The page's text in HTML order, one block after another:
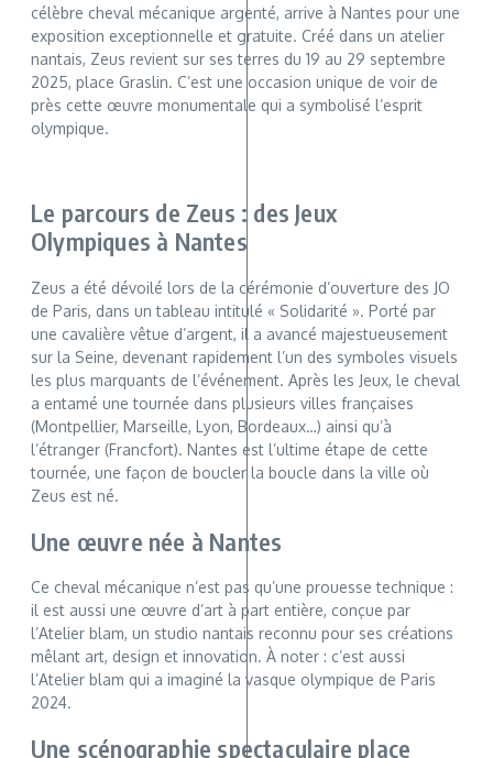
célèbre cheval mécanique argenté, arrive à Nantes pour une
exposition exceptionnelle et gratuite. Créé dans un atelier
nantais, Zeus revient sur ses terres du 19 au 29 septembre
2025, place Graslin. C’est une occasion unique de voir de
près cette œuvre monumentale qui a symbolisé l’esprit
olympique.
Le parcours de Zeus : des Jeux
Olympiques à Nantes
Zeus a été dévoilé lors de la cérémonie d’ouverture des JO
de Paris, dans un tableau intitulé « Solidarité ». Porté par
une cavalière vêtue d’argent, il a avancé majestueusement
sur la Seine, devenant rapidement l’un des symboles visuels
les plus marquants de l’événement. Après les Jeux, le cheval
a entamé une tournée dans plusieurs villes françaises
(Montpellier, Marseille, Lyon, Bordeaux…) ainsi qu’à
l’étranger (Francfort). Nantes est l’ultime étape de cette
tournée, une façon de boucler la boucle dans la ville où
Zeus est né.
Une œuvre née à Nantes
Ce cheval mécanique n’est pas qu’une prouesse technique :
il est aussi une œuvre d’art à part entière, conçue par
l’Atelier blam, un studio nantais reconnu pour ses créations
mêlant art, design et innovation. À noter : c’est aussi
l’Atelier blam qui a imaginé la vasque olympique de Paris
2024.
Une scénographie spectaculaire place